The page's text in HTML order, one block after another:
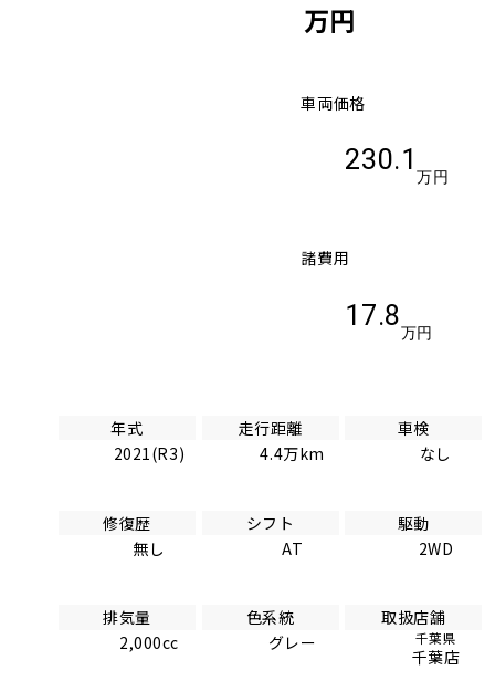
万円
車両価格
230.1
万円
諸費用
17.8
万円
年式
2021(R3)
走行距離
4.4万km
車検
なし
修復歴
無し
シフト
AT
駆動
2WD
排気量
2,000cc
色系統
グレー
取扱店舗
千葉県
千葉店